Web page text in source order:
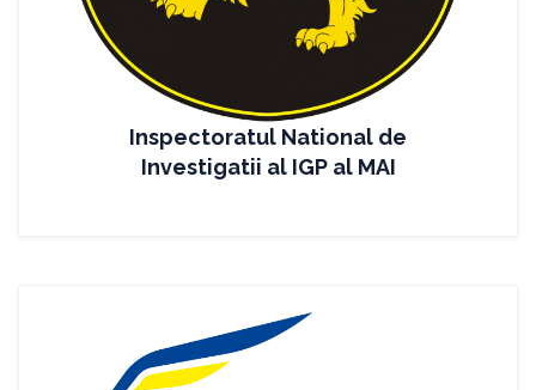
Inspectoratul National de
Investigatii al IGP al MAI